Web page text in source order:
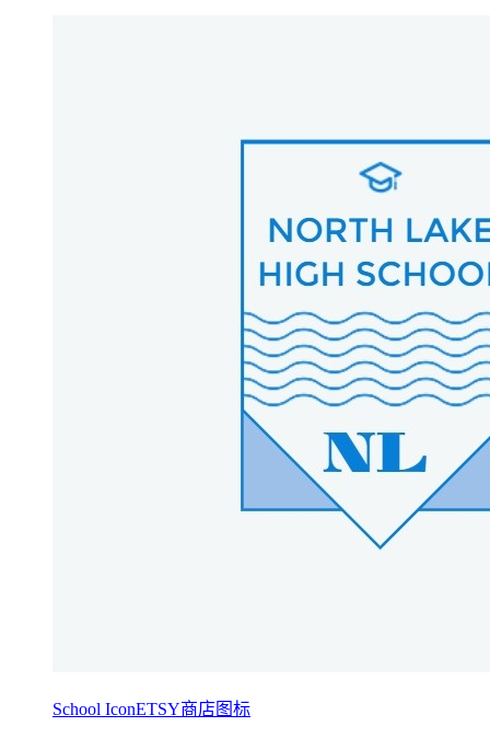
School IconETSY商店图标